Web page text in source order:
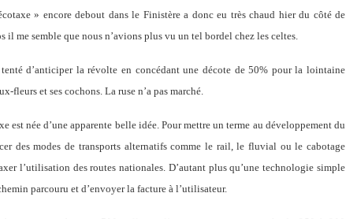
» encore debout dans le Finistère a donc eu très chaud hier du côté de
il me semble que nous n’avions plus vu un tel bordel chez les celtes.
d’anticiper la révolte en concédant une décote de 50% pour la lointaine
fleurs et ses cochons. La ruse n’a pas marché.
est née d’une apparente belle idée. Pour mettre un terme au développement du
des modes de transports alternatifs comme le rail, le fluvial ou le cabotage
l’utilisation des routes nationales. D’autant plus qu’une technologie simple
parcouru et d’envoyer la facture à l’utilisateur.